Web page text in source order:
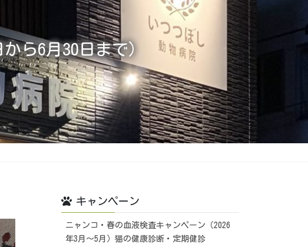
ら6月30日まで）
キャンペーン
ニャンコ・春の血液検査キャンペーン（2026
年3月～5月）猫の健康診断・定期健診